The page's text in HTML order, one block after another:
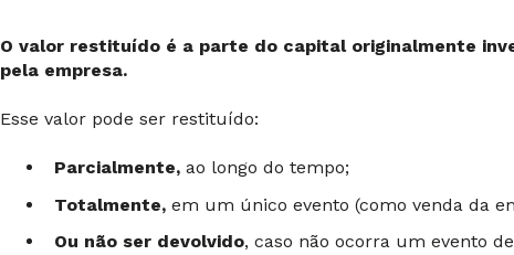
O valor restituído é a parte do capital originalmente
pela empresa.
Esse valor pode ser restituído:
Parcialmente,ao longo do tempo;
Totalmente, em um único evento (como venda da
Ou não ser devolvido, caso não ocorra um evento